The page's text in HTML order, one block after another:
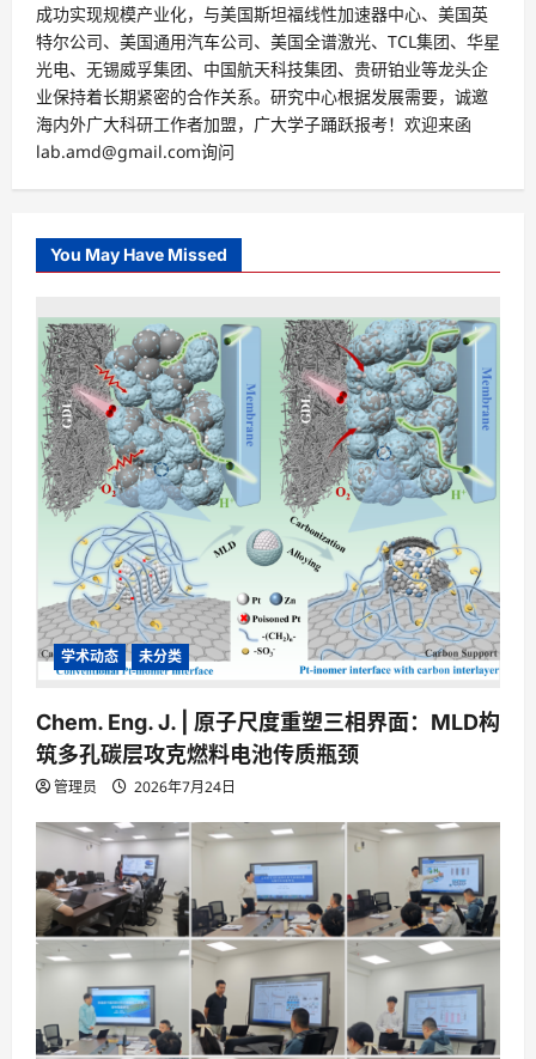
成功实现规模产业化，与美国斯坦福线性加速器中心、美国英
特尔公司、美国通用汽车公司、美国全谱激光、TCL集团、华星
光电、无锡威孚集团、中国航天科技集团、贵研铂业等龙头企
业保持着长期紧密的合作关系。研究中心根据发展需要，诚邀
海内外广大科研工作者加盟，广大学子踊跃报考！欢迎来函
lab.amd@gmail.com询问
You May Have Missed
学术动态 未分类
Chem. Eng. J. | 原子尺度重塑三相界面：MLD构
筑多孔碳层攻克燃料电池传质瓶颈
管理员 2026年7月24日